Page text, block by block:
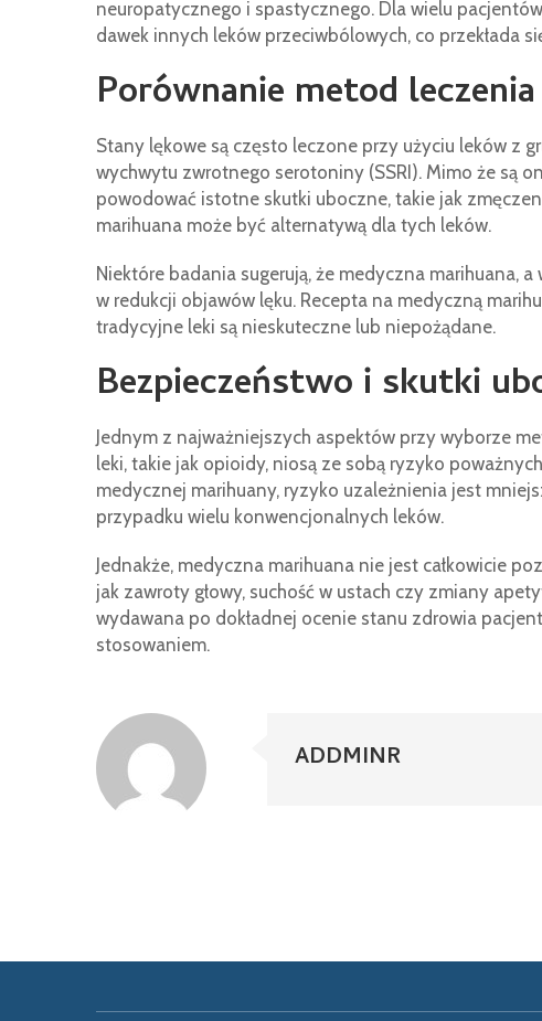
neuropatycznego i spastycznego. Dla wielu
dawek innych leków przeciwbólowych, co przekłada
Porównanie metod
Stany lękowe są często leczone przy użyciu leków z
wychwytu zwrotnego serotoniny (SSRI). Mimo że są
powodować istotne skutki uboczne, takie jak
marihuana może być alternatywą dla tych leków.
Niektóre badania sugerują, że medyczna marihuana,
w redukcji objawów lęku. Recepta na medyczną
tradycyjne leki są nieskuteczne lub niepożądane.
Bezpieczeństwo i skutki
Jednym z najważniejszych aspektów przy wyborze
leki, takie jak opioidy, niosą ze sobą ryzyko
medycznej marihuany, ryzyko uzależnienia jest
przypadku wielu konwencjonalnych leków.
Jednakże, medyczna marihuana nie jest całkowicie
jak zawroty głowy, suchość w ustach czy zmiany
wydawana po dokładnej ocenie stanu zdrowia
stosowaniem.
ADDMINR